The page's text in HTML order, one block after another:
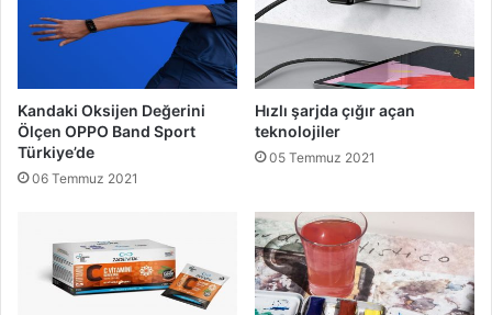
Kandaki Oksijen Değerini
Ölçen OPPO Band Sport
Türkiye’de
06 Temmuz 2021
Hızlı şarjda çığır açan
teknolojiler
05 Temmuz 2021